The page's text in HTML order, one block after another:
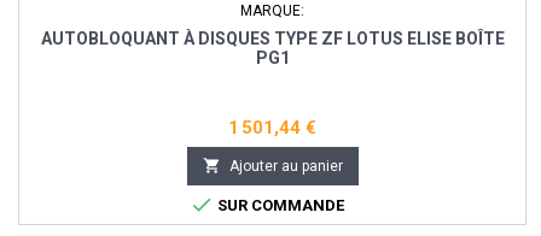
MARQUE:
AUTOBLOQUANT À DISQUES TYPE ZF LOTUS ELISE BOÎTE
PG1
1 501,44 €
 Ajouter au panier
 SUR COMMANDE